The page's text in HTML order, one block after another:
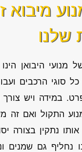
מיבוא
שלנו
מנועי היבואן
סוגי הרכבים
במידה ויש
התקול ואם זה
נתקין בצורה
נחליף גם שמנים